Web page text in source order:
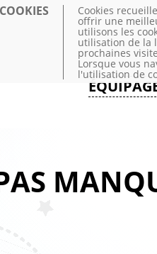
COOKIES Cookies
offrir une
utilisons les
utilisation de la
prochaines
Lorsque vous
l'utilisation de